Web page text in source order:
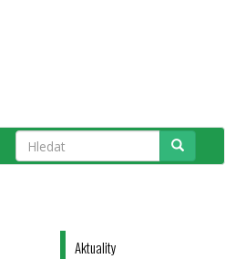
Hledat
Aktuality